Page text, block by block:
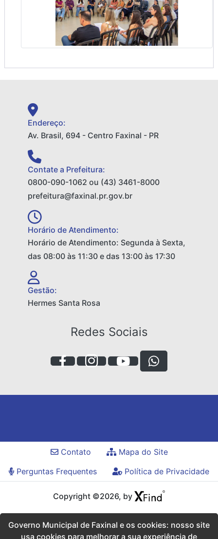
Endereço:
Av. Brasil, 694 - Centro Faxinal - PR
Contate a Prefeitura:
0800-090-1062 ou (43) 3461-8000
prefeitura@faxinal.pr.gov.br
Horário de Atendimento:
Horário de Atendimento: Segunda à Sexta,
das 08:00 às 11:30 e das 13:00 às 17:30
Gestão:
Hermes Santa Rosa
Redes Sociais
Contato
Mapa do Site
Perguntas Frequentes
Política de Privacidade
Copyright ©2026, by
Governo Municipal de Faxinal e os cookies: nosso site
usa cookies para melhorar a sua experiência de